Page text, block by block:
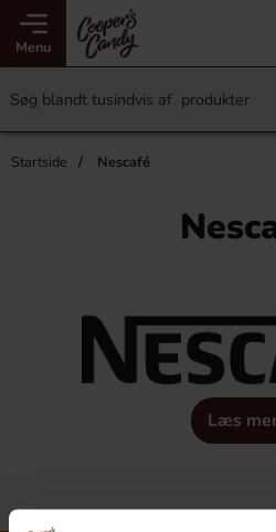
Menu
Startside Nescafé
Læs
respekterer miljøet og de